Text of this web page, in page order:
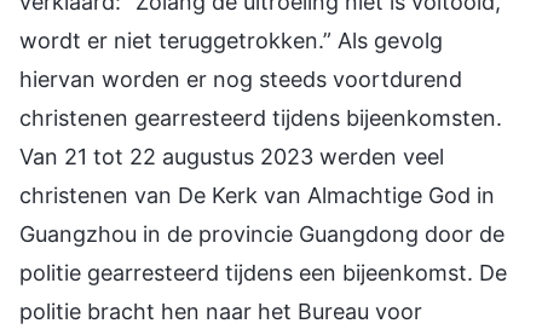
wordt er niet teruggetrokken.” Als gevolg
hiervan worden er nog steeds voortdurend
christenen gearresteerd tijdens bijeenkomsten.
Van 21 tot 22 augustus 2023 werden veel
christenen van De Kerk van Almachtige God in
Guangzhou in de provincie Guangdong door de
politie gearresteerd tijdens een bijeenkomst. De
politie bracht hen naar het Bureau voor